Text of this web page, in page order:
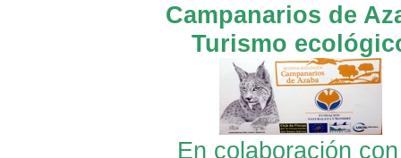
Campanarios de
Turismo
En colaboración